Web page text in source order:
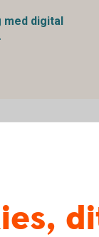
med digital
om ditt
– det är en